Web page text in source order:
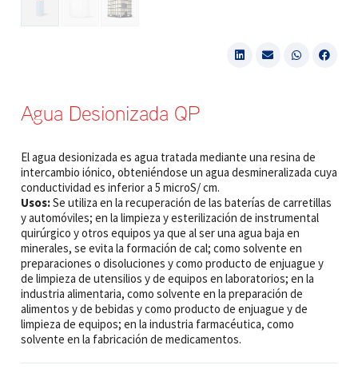
Agua Desionizada QP
El agua desionizada es agua tratada mediante una resina de
intercambio iónico, obteniéndose un agua desmineralizada cuya
conductividad es inferior a 5 microS/ cm.
Usos:Se utiliza en la recuperación de las baterías de carretillas
y automóviles; en la limpieza y esterilización de instrumental
quirúrgico y otros equipos ya que al ser una agua baja en
minerales, se evita la formación de cal; como solvente en
preparaciones o disoluciones y como producto de enjuague y
de limpieza de utensilios y de equipos en laboratorios; en la
industria alimentaria, como solvente en la preparación de
alimentos y de bebidas y como producto de enjuague y de
limpieza de equipos; en la industria farmacéutica, como
solvente en la fabricación de medicamentos.